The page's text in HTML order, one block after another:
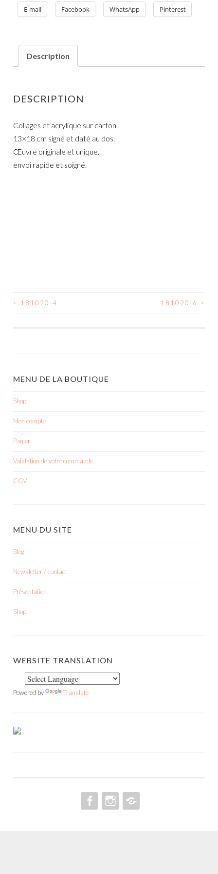
E-mail Facebook WhatsApp Pinterest
Description
DESCRIPTION
Collages et acrylique sur carton
13×18 cm signé et daté au dos.
Œuvre originale et unique.
envoi rapide et soigné.
NAVIGATION
< 181020-4 181020-6 >
MENU DE LA BOUTIQUE
Shop
Mon compte
Panier
Validation de votre commande
CGV
MENU DU SITE
Blog
Newsletter / contact
Présentation
Shop
WEBSITE TRANSLATION
Powered by Translate